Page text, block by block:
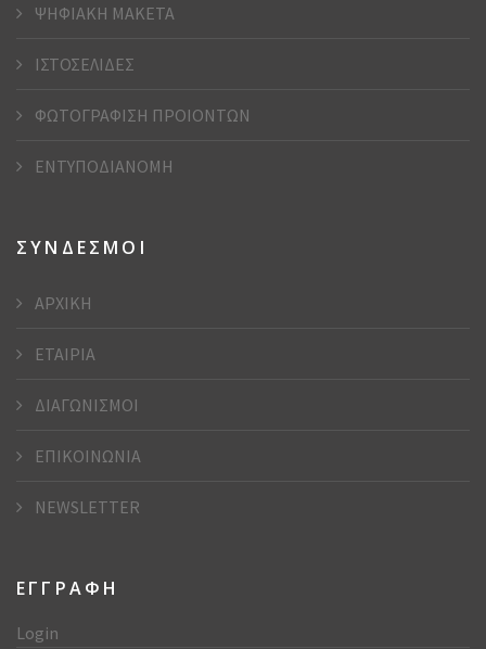
ΨΗΦΙΑΚΗ ΜΑΚΕΤΑ
ΙΣΤΟΣΕΛΙΔΕΣ
ΦΩΤΟΓΡΑΦΙΣΗ ΠΡΟΙΟΝΤΩΝ
ΕΝΤΥΠΟΔΙΑΝΟΜΗ
ΣΥΝΔΕΣΜΟΙ
ΑΡΧΙΚΗ
ΕΤΑΙΡΙΑ
ΔΙΑΓΩΝΙΣΜΟΙ
ΕΠΙΚΟΙΝΩΝΙΑ
NEWSLETTER
ΕΓΓΡΑΦΗ
Login